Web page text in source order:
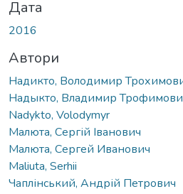
Дата
2016
Автори
Надикто, Володимир
Надыкто, Владимир
Nadykto, Volodymyr
Малюта, Сергій Іванович
Малюта, Сергей Иванович
Maliuta, Serhii
Чаплінський, Андрій Петрович